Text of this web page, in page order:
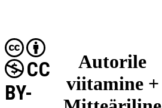
Autorile
viitamine +
CC
BY-